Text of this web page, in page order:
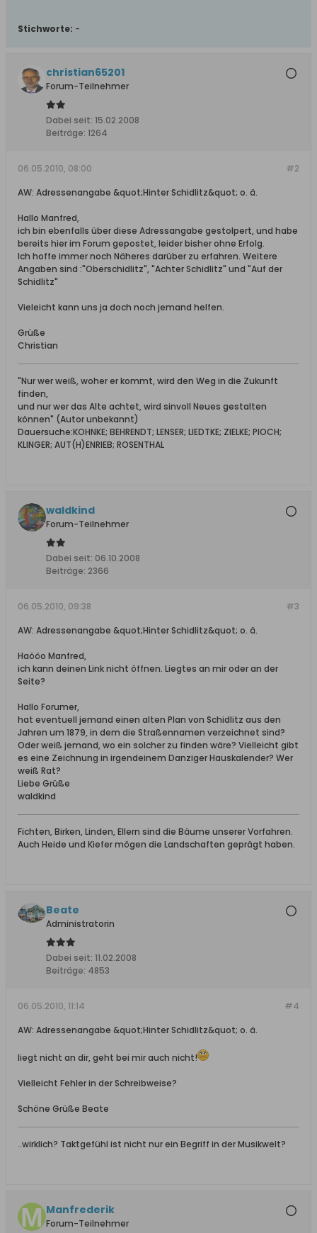
Stichworte: -
christian65201
Forum-Teilnehmer
Dabei seit: 15.02.2008
Beiträge: 1264
#2
06.05.2010, 08:00
AW: Adressenangabe &quot;Hinter Schidlitz&quot; o. ä.
Hallo Manfred,
ich bin ebenfalls über diese Adressangabe gestolpert, und habe
bereits hier im Forum gepostet, leider bisher ohne Erfolg.
Ich hoffe immer noch Näheres darüber zu erfahren. Weitere
Angaben sind :"Oberschidlitz", "Achter Schidlitz" und "Auf der
Schidlitz"
Vieleicht kann uns ja doch noch jemand helfen.
Grüße
Christian
"Nur wer weiß, woher er kommt, wird den Weg in die Zukunft
finden,
und nur wer das Alte achtet, wird sinvoll Neues gestalten
können" (Autor unbekannt)
Dauersuche:KOHNKE; BEHRENDT; LENSER; LIEDTKE; ZIELKE; PIOCH;
KLINGER; AUT(H)ENRIEB; ROSENTHAL
waldkind
Forum-Teilnehmer
Dabei seit: 06.10.2008
Beiträge: 2366
#3
06.05.2010, 09:38
AW: Adressenangabe &quot;Hinter Schidlitz&quot; o. ä.
Haööo Manfred,
ich kann deinen Link nicht öffnen. Liegtes an mir oder an der
Seite?
Hallo Forumer,
hat eventuell jemand einen alten Plan von Schidlitz aus den
Jahren um 1879, in dem die Straßennamen verzeichnet sind?
Oder weiß jemand, wo ein solcher zu finden wäre? Vielleicht gibt
es eine Zeichnung in irgendeinem Danziger Hauskalender? Wer
weiß Rat?
Liebe Grüße
waldkind
Fichten, Birken, Linden, Ellern sind die Bäume unserer Vorfahren.
Auch Heide und Kiefer mögen die Landschaften geprägt haben.
Beate
Administratorin
Dabei seit: 11.02.2008
Beiträge: 4853
#4
06.05.2010, 11:14
AW: Adressenangabe &quot;Hinter Schidlitz&quot; o. ä.
liegt nicht an dir, geht bei mir auch nicht!
Vielleicht Fehler in der Schreibweise?
Schöne Grüße Beate
..wirklich? Taktgefühl ist nicht nur ein Begriff in der Musikwelt?
Manfrederik
Forum-Teilnehmer